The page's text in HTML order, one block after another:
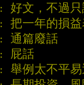
: 好文，不過只
: 把一年的損
: 通篇廢話
: 屁話
: 舉例太不平易